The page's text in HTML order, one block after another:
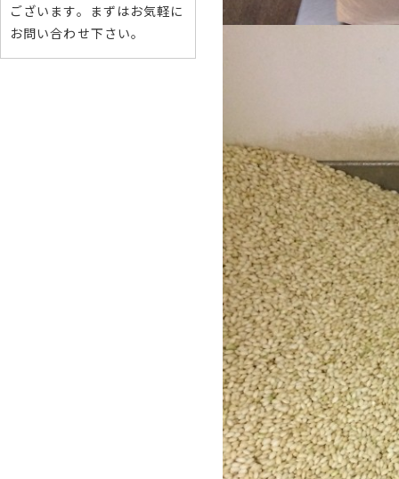
ございます。まずはお気軽に
お問い合わせ下さい。